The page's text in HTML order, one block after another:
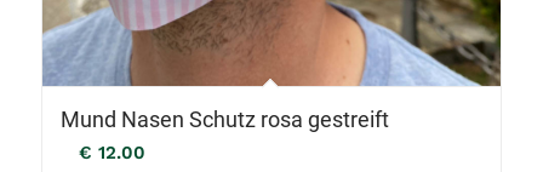
Mund Nasen Schutz rosa gestreift
€ 12.00